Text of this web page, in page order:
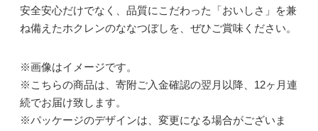
安全安心だけでなく、品質にこだわった「おいしさ」を兼
ね備えたホクレンのななつぼしを、ぜひご賞味ください。
※画像はイメージです。
※こちらの商品は、寄附ご入金確認の翌月以降、12ヶ月連
続でお届け致します。
※パッケージのデザインは、変更になる場合がございま